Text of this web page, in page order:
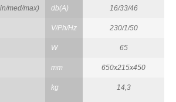
med/max) db(A) 16/33/46
V/Ph/Hz 230/1/50
W 65
mm 650x215x450
kg 14,3